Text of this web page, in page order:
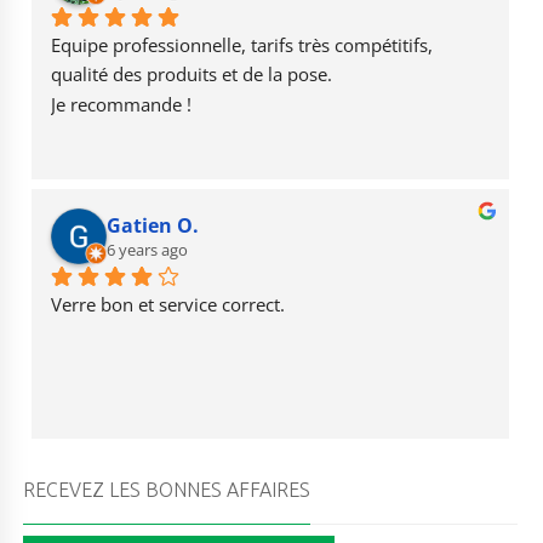
o
k
m e
Equipe professionnelle, tarifs très compétitifs,
qualité des produits et de la pose.
Je recommande !
Gatien O.
6 years ago
Verre bon et service correct.
RECEVEZ LES BONNES AFFAIRES